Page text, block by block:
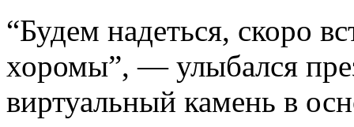
“Будем надеться, скоро
хоромы”, — улыбался
виртуальный камень в